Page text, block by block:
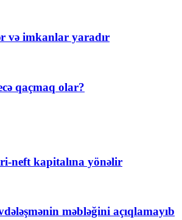
və imkanlar yaradır
qaçmaq olar?
neft kapitalına yönəlir
məbləğini açıqlamayıb